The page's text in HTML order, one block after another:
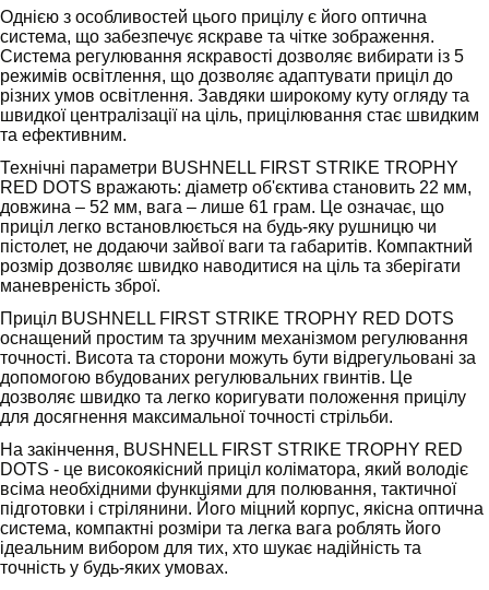
Однією з особливостей цього прицілу є його оптична
система, що забезпечує яскраве та чітке зображення.
Система регулювання яскравості дозволяє вибирати із 5
режимів освітлення, що дозволяє адаптувати приціл до
різних умов освітлення. Завдяки широкому куту огляду та
швидкої централізації на ціль, прицілювання стає швидким
та ефективним.
Технічні параметри BUSHNELL FIRST STRIKE TROPHY
RED DOTS вражають: діаметр об'єктива становить 22 мм,
довжина – 52 мм, вага – лише 61 грам. Це означає, що
приціл легко встановлюється на будь-яку рушницю чи
пістолет, не додаючи зайвої ваги та габаритів. Компактний
розмір дозволяє швидко наводитися на ціль та зберігати
маневреність зброї.
Приціл BUSHNELL FIRST STRIKE TROPHY RED DOTS
оснащений простим та зручним механізмом регулювання
точності. Висота та сторони можуть бути відрегульовані за
допомогою вбудованих регулювальних гвинтів. Це
дозволяє швидко та легко коригувати положення прицілу
для досягнення максимальної точності стрільби.
На закінчення, BUSHNELL FIRST STRIKE TROPHY RED
DOTS - це високоякісний приціл коліматора, який володіє
всіма необхідними функціями для полювання, тактичної
підготовки і стрілянини. Його міцний корпус, якісна оптична
система, компактні розміри та легка вага роблять його
ідеальним вибором для тих, хто шукає надійність та
точність у будь-яких умовах.